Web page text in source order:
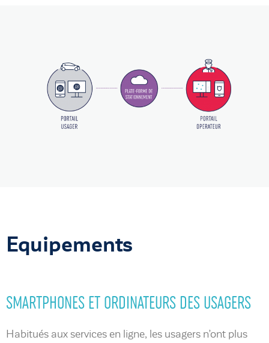
Equipements
SMARTPHONES ET ORDINATEURS DES USAGERS
Habitués aux services en ligne, les usagers n’ont plus